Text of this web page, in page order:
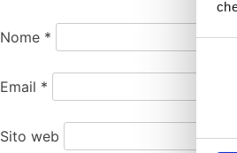
Nome *
Email *
Sito web